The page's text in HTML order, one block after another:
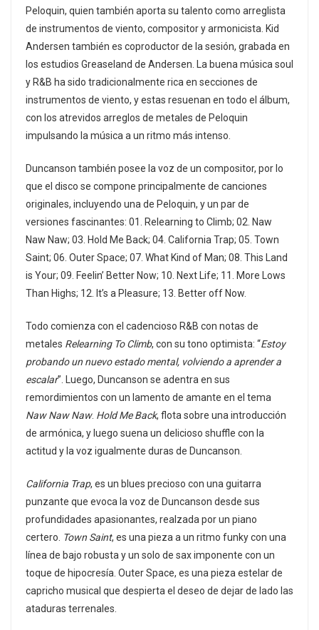
Peloquin, quien también aporta su talento como arreglista
de instrumentos de viento, compositor y armonicista. Kid
Andersen también es coproductor de la sesión, grabada en
los estudios Greaseland de Andersen. La buena música soul
y R&B ha sido tradicionalmente rica en secciones de
instrumentos de viento, y estas resuenan en todo el álbum,
con los atrevidos arreglos de metales de Peloquin
impulsando la música a un ritmo más intenso.
Duncanson también posee la voz de un compositor, por lo
que el disco se compone principalmente de canciones
originales, incluyendo una de Peloquin, y un par de
versiones fascinantes: 01. Relearning to Climb; 02. Naw
Naw Naw; 03. Hold Me Back; 04. California Trap; 05. Town
Saint; 06. Outer Space; 07. What Kind of Man; 08. This Land
is Your; 09. Feelin’ Better Now; 10. Next Life; 11. More Lows
Than Highs; 12. It’s a Pleasure; 13. Better off Now.
Todo comienza con el cadencioso R&B con notas de
metales Relearning To Climb, con su tono optimista: “Estoy
probando un nuevo estado mental, volviendo a aprender a
escalar”. Luego, Duncanson se adentra en sus
remordimientos con un lamento de amante en el tema
Naw Naw Naw. Hold Me Back, flota sobre una introducción
de armónica, y luego suena un delicioso shuffle con la
actitud y la voz igualmente duras de Duncanson.
California Trap, es un blues precioso con una guitarra
punzante que evoca la voz de Duncanson desde sus
profundidades apasionantes, realzada por un piano
certero. Town Saint, es una pieza a un ritmo funky con una
línea de bajo robusta y un solo de sax imponente con un
toque de hipocresía. Outer Space, es una pieza estelar de
capricho musical que despierta el deseo de dejar de lado las
ataduras terrenales.